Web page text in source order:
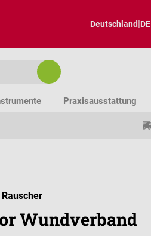
Deutschland|DE
Praxisausstattung
Wundverband